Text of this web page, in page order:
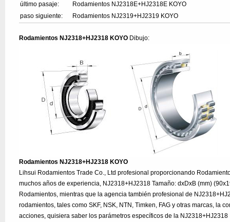
último pasaje:
Rodamientos NJ2318E+HJ2318E KOYO
paso siguiente:
Rodamientos NJ2319+HJ2319 KOYO
Rodamientos NJ2318+HJ2318 KOYO Dibujo:
Rodamientos NJ2318+HJ2318 KOYO
Lihsui Rodamientos Trade Co., Ltd profesional proporcionando
muchos años de experiencia, NJ2318+HJ2318 Tamaño: dxDxB (mm)
Rodamientos, mientras que la agencia también profesional de
rodamientos, tales como SKF, NSK, NTN, Timken, FAG y otras marcas, la
acciones, quisiera saber los parámetros específicos de la